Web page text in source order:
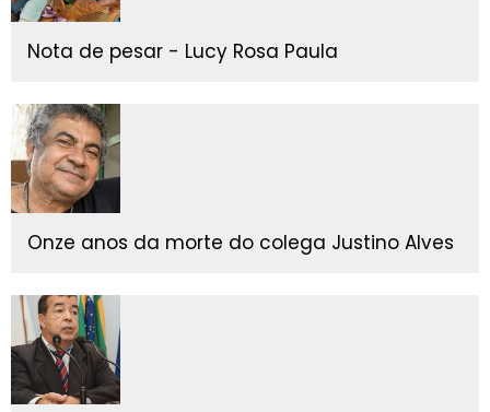
Nota de pesar - Lucy Rosa Paula
Onze anos da morte do colega Justino Alves